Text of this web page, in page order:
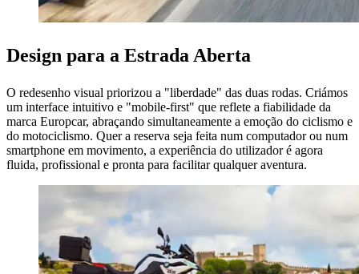
Design para a Estrada Aberta
O redesenho visual priorizou a "liberdade" das duas rodas. Criámos
um interface intuitivo e "mobile-first" que reflete a fiabilidade da
marca Europcar, abraçando simultaneamente a emoção do ciclismo e
do motociclismo. Quer a reserva seja feita num computador ou num
smartphone em movimento, a experiência do utilizador é agora
fluida, profissional e pronta para facilitar qualquer aventura.